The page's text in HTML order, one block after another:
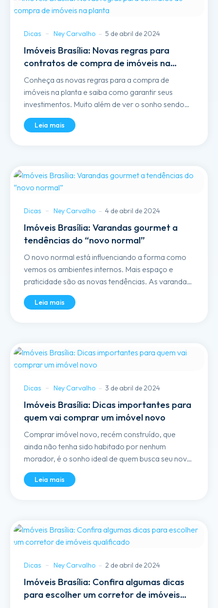
Dicas Ney Carvalho 5 de abril de 2024
Imóveis Brasília: Novas regras para
contratos de compra de imóveis na
planta
Conheça as novas regras para a compra de
imóveis na planta e saiba como garantir seus
investimentos. Muito além de ver o sonho sendo
construído, a compra de um imóvel oferece mais
do que a possibilidade de realizá-lo...
Leia mais
Dicas Ney Carvalho 4 de abril de 2024
Imóveis Brasília: Varandas gourmet a
tendências do “novo normal”
O novo normal está influenciando a forma como
vemos os ambientes internos. Mais espaço e
praticidade são as novas tendências. As varandas
gourmet estão se tornando cozinhas de estar
contemporâneas...
Leia mais
Dicas Ney Carvalho 3 de abril de 2024
Imóveis Brasília: Dicas importantes para
quem vai comprar um imóvel novo
Comprar imóvel novo, recém construído, que
ainda não tenha sido habitado por nenhum
morador, é o sonho ideal de quem busca seu novo
lar. Como o imóvel está pronto, é bem diferente
de comprar um apartamento ou casa na planta,
Leia mais
Dicas Ney Carvalho 2 de abril de 2024
Imóveis Brasília: Confira algumas dicas
para escolher um corretor de imóveis